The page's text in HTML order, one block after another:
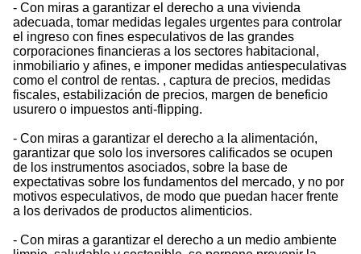
- Con miras a garantizar el derecho a una vivienda
adecuada, tomar medidas legales urgentes para controlar
el ingreso con fines especulativos de las grandes
corporaciones financieras a los sectores habitacional,
inmobiliario y afines, e imponer medidas antiespeculativas
como el control de rentas. , captura de precios, medidas
fiscales, estabilización de precios, margen de beneficio
usurero o impuestos anti-flipping.
- Con miras a garantizar el derecho a la alimentación,
garantizar que solo los inversores calificados se ocupen
de los instrumentos asociados, sobre la base de
expectativas sobre los fundamentos del mercado, y no por
motivos especulativos, de modo que puedan hacer frente
a los derivados de productos alimenticios.
- Con miras a garantizar el derecho a un medio ambiente